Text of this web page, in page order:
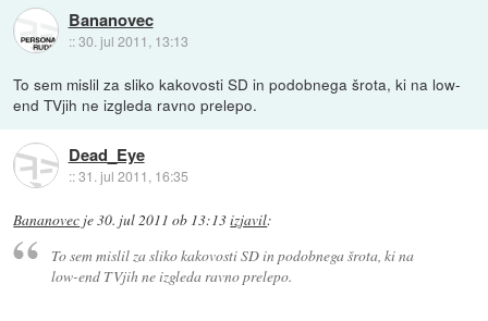
Bananovec
::30. jul 2011, 13:13
To sem mislil za sliko kakovosti SD in podobnega šrota, ki na low-
end TVjih ne izgleda ravno prelepo.
Dead_Eye
::31. jul 2011, 16:35
Bananovec je30. jul 2011 ob 13:13izjavil:
To sem mislil za sliko kakovosti SD in podobnega šrota, ki na
low-end TVjih ne izgleda ravno prelepo.